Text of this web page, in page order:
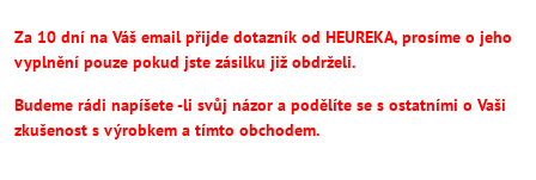
Za 10 dní na Váš email přijde dotazník od HEUREKA, prosíme o jeho
vyplnění pouze pokud jste zásilku již obdrželi.
Budeme rádi napíšete -li svůj názor a podělíte se s ostatními o Vaši
zkušenost s výrobkem a tímto obchodem.